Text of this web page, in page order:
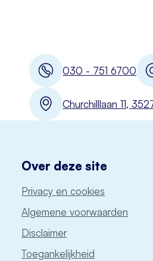
030 - 751 6700
Churchilllaan 11,
Over deze site
Privacy en cookies
Algemene voorwaarden
Disclaimer
Toegankelijkheid